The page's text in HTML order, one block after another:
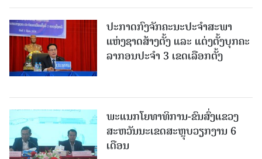
ປະກາດກົງຈັກຄະນະປະຈໍາສະພາ
ແຫ່ງຊາດສ້າງຕັ້ງ ແລະ ແຕ່ງຕັ້ງບຸກຄະ
ລາກອນປະຈໍາ 3 ເຂດເລືອກຕັ້ງ
ພະແນກໂຍທາທິການ-ຂົນສົ່ງແຂວງ
ສະຫວັນນະເຂດສະຫຼຸບວຽກງານ 6
ເດືອນ